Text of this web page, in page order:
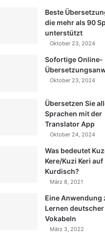
Beste
die mehr als 90
unterstützt
Oktober 23, 2024
Sofortige Online-
Oktober 23, 2024
Übersetzen Sie
Sprachen mit der
Translator App
Oktober 24, 2024
Was bedeutet
Kere/Kuzi Keri auf
Kurdisch?
März 8, 2021
Eine Anwendung
Lernen deutscher
Vokabeln
März 3, 2022